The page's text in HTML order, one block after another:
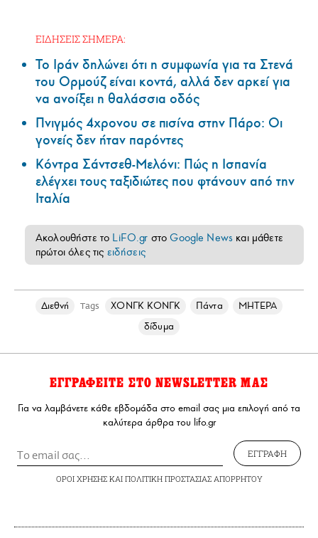
ΕΙΔΗΣΕΙΣ ΣΗΜΕΡΑ:
Το Ιράν δηλώνει ότι η συμφωνία για τα Στενά
του Ορμούζ είναι κοντά, αλλά δεν αρκεί για
να ανοίξει η θαλάσσια οδός
Πνιγμός 4χρονου σε πισίνα στην Πάρο: Οι
γονείς δεν ήταν παρόντες
Κόντρα Σάντσεθ-Μελόνι: Πώς η Ισπανία
ελέγχει τους ταξιδιώτες που φτάνουν από την
Ιταλία
Ακολουθήστε το LiFO.gr στοGoogle News και μάθετε
πρώτοι όλες τις ειδήσεις
Διεθνή Tags ΧΟΝΓΚ ΚΟΝΓΚ Πάντα
ΜΗΤΕΡΑ
δίδυμα
ΕΓΓΡΑΦΕΙΤΕ ΣΤΟ NEWSLETTER ΜΑΣ
Για να λαμβάνετε κάθε εβδομάδα στο email σας μια επιλογή από τα
καλύτερα άρθρα του lifo.gr
ΕΓΓΡΑΦΗ
ΟΡΟΙ ΧΡΗΣΗΣΚΑΙ ΠΟΛΙΤΙΚΗ ΠΡΟΣΤΑΣΙΑΣ ΑΠΟΡΡΗΤΟΥ